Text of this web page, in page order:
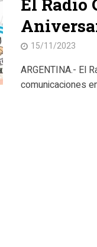
El Radio
15/11/2023
ARGENTINA.- El
comunicaciones